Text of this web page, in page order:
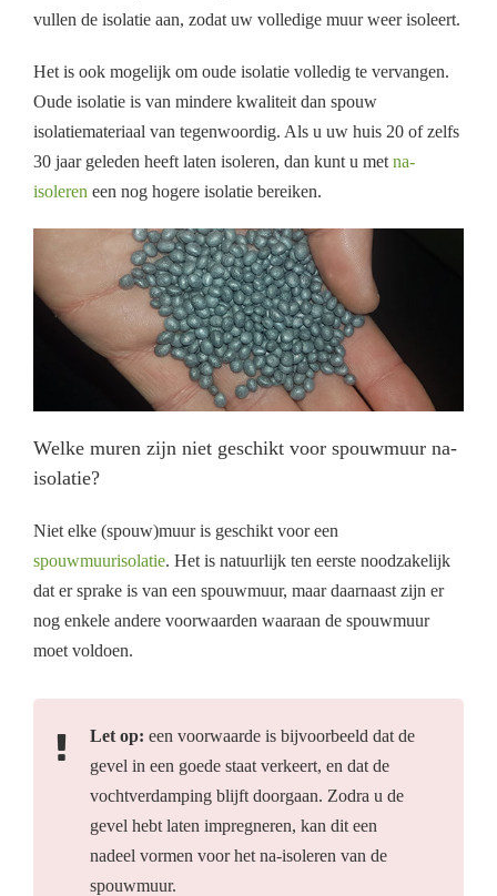
vullen de isolatie aan, zodat uw volledige muur weer isoleert.
Het is ook mogelijk om oude isolatie volledig te vervangen.
Oude isolatie is van mindere kwaliteit dan spouw
isolatiemateriaal van tegenwoordig. Als u uw huis 20 of zelfs
30 jaar geleden heeft laten isoleren, dan kunt u met na-
isoleren een nog hogere isolatie bereiken.
Welke muren zijn niet geschikt voor spouwmuur na-
isolatie?
Niet elke (spouw)muur is geschikt voor een
spouwmuurisolatie. Het is natuurlijk ten eerste noodzakelijk
dat er sprake is van een spouwmuur, maar daarnaast zijn er
nog enkele andere voorwaarden waaraan de spouwmuur
moet voldoen.
Let op: een voorwaarde is bijvoorbeeld dat de
gevel in een goede staat verkeert, en dat de
vochtverdamping blijft doorgaan. Zodra u de
gevel hebt laten impregneren, kan dit een
nadeel vormen voor het na-isoleren van de
spouwmuur.